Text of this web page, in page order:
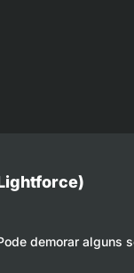
demorar alguns